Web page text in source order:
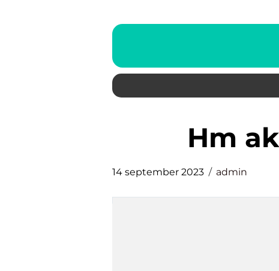
hm
14 september 2023 admin